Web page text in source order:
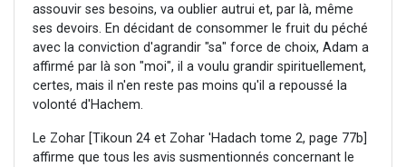
assouvir ses besoins, va oublier autrui et, par là, même
ses devoirs. En décidant de consommer le fruit du péché
avec la conviction d'agrandir "sa" force de choix, Adam a
affirmé par là son "moi", il a voulu grandir spirituellement,
certes, mais il n'en reste pas moins qu'il a repoussé la
volonté d'Hachem.
Le Zohar [Tikoun 24 et Zohar 'Hadach tome 2, page 77b]
affirme que tous les avis susmentionnés concernant le